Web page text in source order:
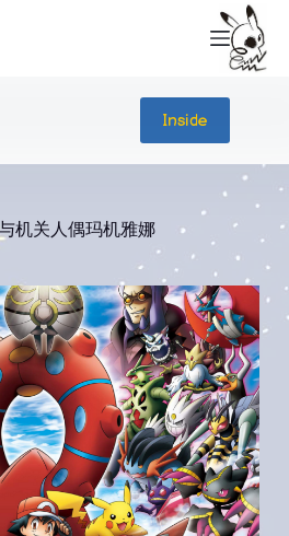
Inside
机关人偶玛机雅娜